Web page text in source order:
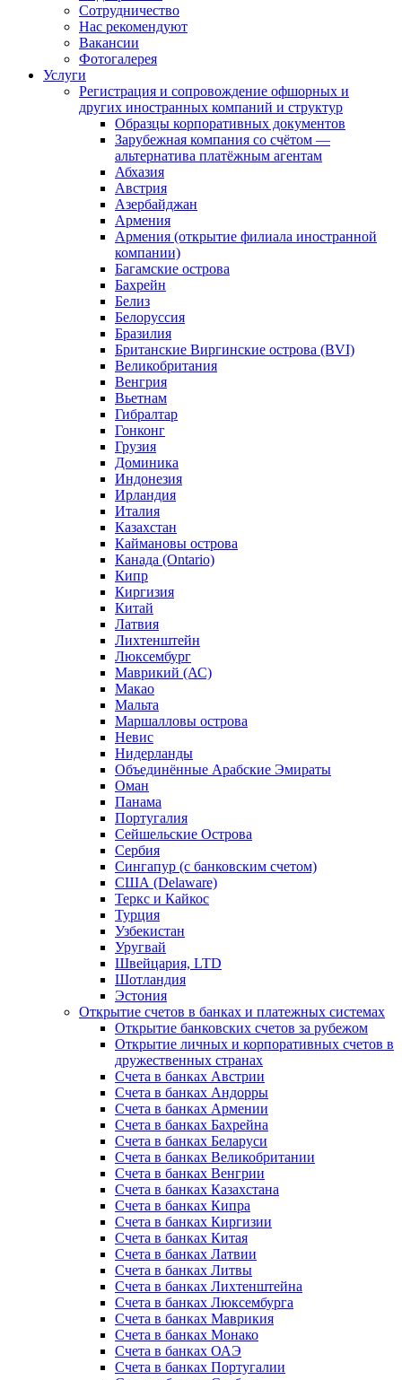
Сотрудничество
Нас рекомендуют
Вакансии
Фотогалерея
Услуги
Регистрация и сопровождение офшорных и
других иностранных компаний и структур
Образцы корпоративных документов
Зарубежная компания со счётом —
альтернатива платёжным агентам
Абхазия
Австрия
Азербайджан
Армения
Армения (открытие филиала иностранной
компании)
Багамские острова
Бахрейн
Белиз
Белоруссия
Бразилия
Британские Виргинские острова (BVI)
Великобритания
Венгрия
Вьетнам
Гибралтар
Гонконг
Грузия
Доминика
Индонезия
Ирландия
Италия
Казахстан
Каймановы острова
Канада (Ontario)
Кипр
Киргизия
Китай
Латвия
Лихтенштейн
Люксембург
Маврикий (АС)
Макао
Мальта
Маршалловы острова
Нeвис
Нидерланды
Объединённые Арабские Эмираты
Оман
Панама
Португалия
Сейшельские Острова
Сербия
Сингапур (c банковским счетом)
США (Delaware)
Теркс и Кайкос
Турция
Узбекистан
Уругвай
Швейцария, LTD
Шотландия
Эстония
Открытие счетов в банках и платежных системах
Открытие банковских счетов за рубежом
Открытие личных и корпоративных счетов в
дружественных странах
Счета в банках Австрии
Счета в банках Андорры
Счета в банках Армении
Счета в банках Бахрейна
Счета в банках Беларуси
Счета в банках Великобритании
Счета в банках Венгрии
Счета в банках Казахстана
Счета в банках Кипра
Счета в банках Киргизии
Счета в банках Китая
Счета в банках Латвии
Счета в банках Литвы
Счета в банках Лихтенштейна
Счета в банках Люксембурга
Счета в банках Маврикия
Счета в банках Монако
Счета в банках ОАЭ
Счета в банках Португалии